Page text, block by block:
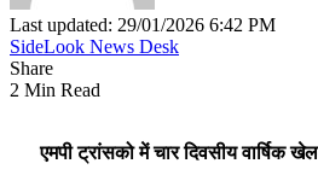
Last updated: 29/01/2026 6:42 PM
SideLook News Desk
Share
2 Min Read
एमपी ट्रांसको में चार दिवसीय वार्षिक